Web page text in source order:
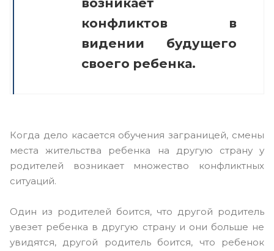
конфликтов в
видении будущего
своего ребенка.
Когда дело касается обучения заграницей, смены
места жительства ребенка на другую страну у
родителей возникает множество конфликтных
ситуаций.
Один из родителей боится, что другой родитель
увезет ребенка в другую страну и они больше не
увидятся, другой родитель боится, что ребенок